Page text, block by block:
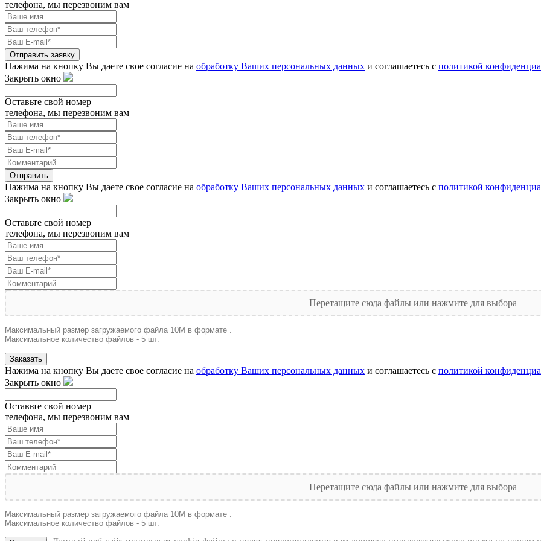
телефона, мы перезвоним вам
Отправить заявку
Нажима на кнопку Вы даете свое согласие на обработку Ваших персональных данных и соглашаетесь с политикой
Закрыть окно
Оставьте свой номер
телефона, мы перезвоним вам
Отправить
Нажима на кнопку Вы даете свое согласие на обработку Ваших персональных данных и соглашаетесь с политикой
Закрыть окно
Оставьте свой номер
телефона, мы перезвоним вам
Перетащите сюда файлы или нажмите для выбора
Максимальный размер загружаемого файла 10M в формате .
Максимальное количество файлов - 5 шт.
Заказать
Нажима на кнопку Вы даете свое согласие на обработку Ваших персональных данных и соглашаетесь с политикой
Закрыть окно
Оставьте свой номер
телефона, мы перезвоним вам
Перетащите сюда файлы или нажмите для выбора
Максимальный размер загружаемого файла 10M в формате .
Максимальное количество файлов - 5 шт.